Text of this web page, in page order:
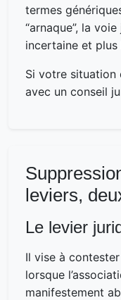
termes
“arnaque”, la
incertaine et plus
Si votre situation
avec un conseil
leviers,
Le levier
Il vise à contester
lorsque
manifestement